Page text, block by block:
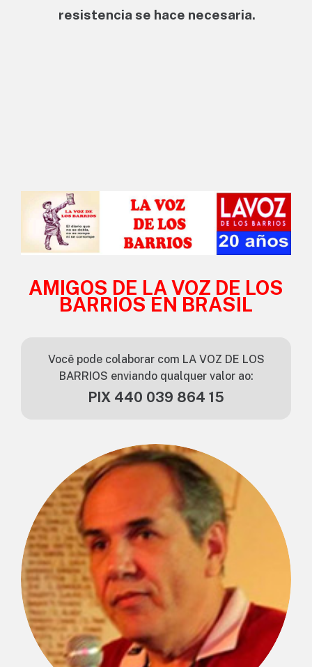
resistencia se hace necesaria.
AMIGOS DE LA VOZ DE LOS
BARRIOS EN BRASIL
Você pode colaborar com LA VOZ DE LOS
BARRIOS enviando qualquer valor ao:
PIX 440 039 864 15